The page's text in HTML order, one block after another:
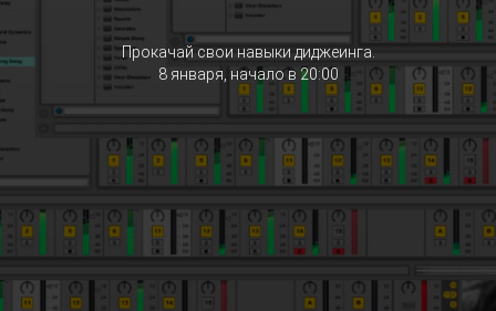
Прокачай свои навыки диджеинга.
8 января, начало в 20:00